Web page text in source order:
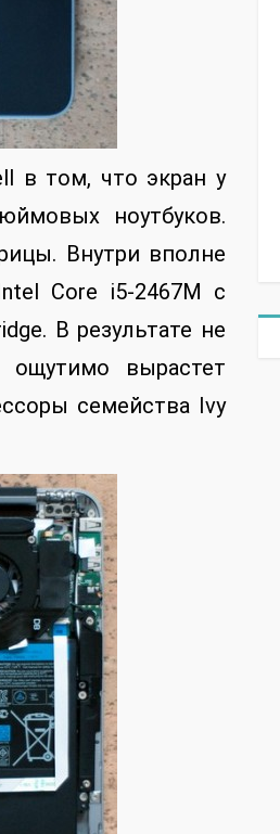
в том, что экран у
ноутбуков.
Внутри вполне
Core i5-2467M с
В результате не
вырастет
семейства Ivy